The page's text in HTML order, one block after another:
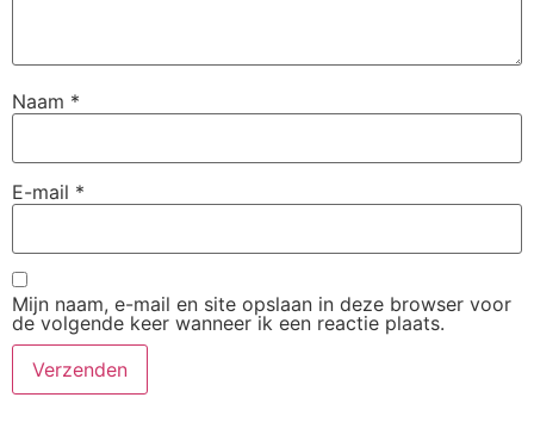
Naam *
E-mail *
Mijn naam, e-mail en site opslaan in deze browser voor
de volgende keer wanneer ik een reactie plaats.